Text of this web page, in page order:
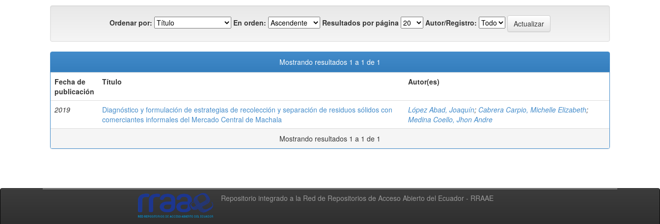
Ordenar por: En orden: Resultados por página Autor/Registro:
Mostrando resultados 1 a 1 de 1
Fecha de
publicación
Título Autor(es)
2019
Diagnóstico y formulación de estrategias de recolección y separación de residuos sólidos con
comerciantes informales del Mercado Central de Machala
López Abad, Joaquín; Cabrera Carpio, Michelle Elizabeth;
Medina Coello, Jhon Andre
Mostrando resultados 1 a 1 de 1
Repositorio integrado a la Red de Repositorios de Acceso Abierto del Ecuador - RRAAE